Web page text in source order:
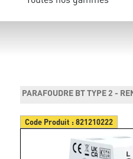
PARAFOUDRE BT TYPE 2 -
Code Produit :821210222